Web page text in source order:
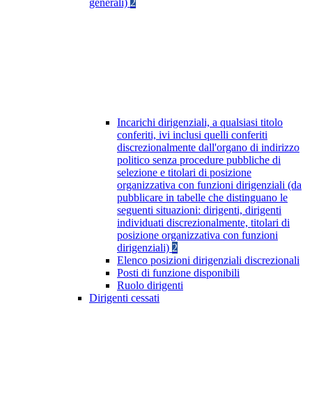
generali) 2
Incarichi dirigenziali, a qualsiasi titolo
conferiti, ivi inclusi quelli conferiti
discrezionalmente dall'organo di indirizzo
politico senza procedure pubbliche di
selezione e titolari di posizione
organizzativa con funzioni dirigenziali (da
pubblicare in tabelle che distinguano le
seguenti situazioni: dirigenti, dirigenti
individuati discrezionalmente, titolari di
posizione organizzativa con funzioni
dirigenziali) 2
Elenco posizioni dirigenziali discrezionali
Posti di funzione disponibili
Ruolo dirigenti
Dirigenti cessati